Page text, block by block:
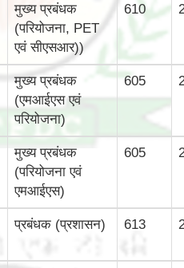
मुख्‍य प्रबंधक
(परियोजना, PET
एवं सीएसआर))
610
मुख्‍य प्रबंधक
(एमआईएस एवं
परियोजना)
605
मुख्‍य प्रबंधक
(परियोजना एवं
एमआईएस)
605
प्रबंधक (प्रशासन) 613